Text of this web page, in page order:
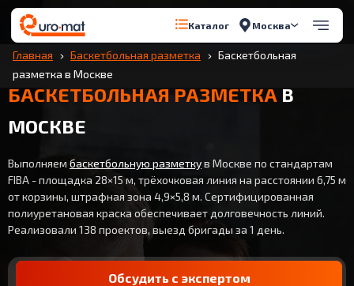
Каталог Москва
Главная Баскетбольная разметка
Баскетбольная
разметка в Москве
БАСКЕТБОЛЬНАЯ РАЗМЕТКА В
МОСКВЕ
Выполняем баскетбольную разметкув Москве по стандартам
FIBA - площадка 28×15 м, трёхочковая линия на расстоянии 6,75 м
от корзины, штрафная зона 4,9×5,8 м. Сертифицированная
полиуретановая краска обеспечивает долговечность линий.
Реализовали 138 проектов, выезд бригады за 1 день.
Обсудить с экспертом